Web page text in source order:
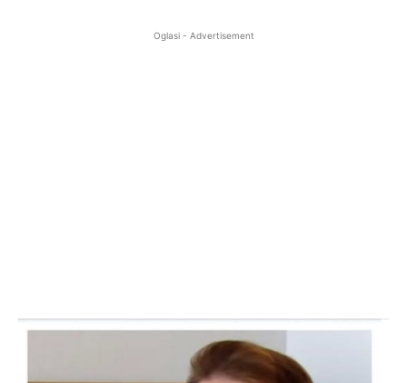
Oglasi - Advertisement